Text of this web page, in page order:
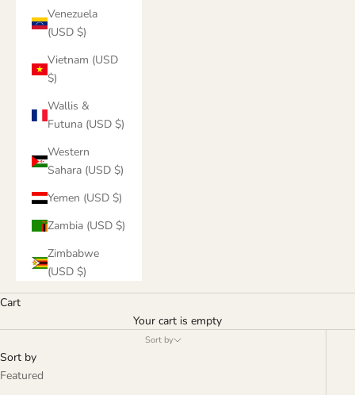
Venezuela
(USD $)
Vietnam (USD
$)
Wallis &
Futuna (USD $)
Western
Sahara (USD $)
Yemen (USD $)
Zambia (USD $)
Zimbabwe
(USD $)
Cart
Your cart is empty
Sort by
Sort by
Featured